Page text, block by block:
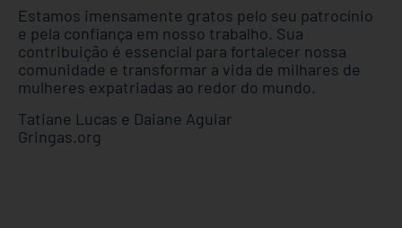
Estamos imensamente gratos pelo seu patrocínio
e pela confiança em nosso trabalho. Sua
contribuição é essencial para fortalecer nossa
comunidade e transformar a vida de milhares de
mulheres expatriadas ao redor do mundo.
Tatiane Lucas e Daiane Aguiar
Gringas.org